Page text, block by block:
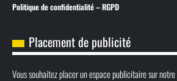
Politique de confidentialité – RGPD
Placement de publicité
Vous souhaitez placer un espace publicitaire sur